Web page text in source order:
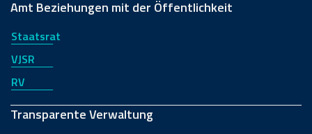
Amt Beziehungen mit der Öffentlichkeit
Staatsrat
VJSR
RV
Transparente Verwaltung